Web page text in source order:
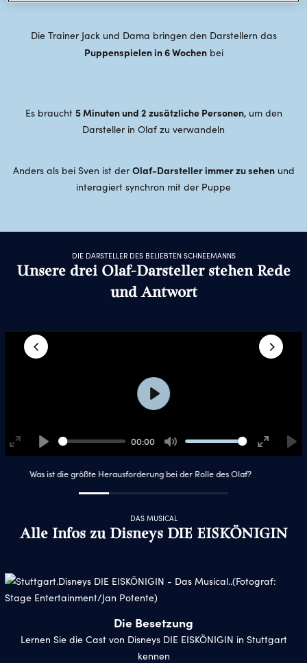
Die Trainer Jack und Dama bringen den Darstellern das
Puppenspielen in 6 Wochenbei
Es braucht 5 Minuten und 2 zusätzliche Personen, um den
Darsteller in Olaf zu verwandeln
Anders als bei Sven ist derOlaf-Darsteller immer zu sehenund
interagiert synchron mit der Puppe
DIE DARSTELLER DES BELIEBTEN SCHNEEMANNS
Unsere drei Olaf-Darsteller stehen Rede
und Antwort
Play
00:00
Mute
Enter
Play
Was ist die größte Herausforderung bei der Rolle des Olaf?
Enter
fullscreen
DAS MUSICAL
Alle Infos zu Disneys DIE EISKÖNIGIN
Die Besetzung
Lernen Sie die Cast von Disneys DIE EISKÖNIGIN in Stuttgart
kennen